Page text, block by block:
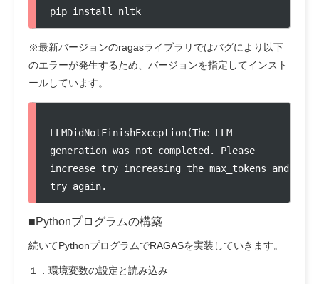
pip install nltk
※最新バージョンのragasライブラリではバグにより以下
のエラーが発生するため、バージョンを指定してインスト
ールしています。
LLMDidNotFinishException(The LLM
generation was not completed. Please
increase try increasing the max_tokens and
try again.
■Pythonプログラムの構築
続いてPythonプログラムでRAGASを実装していきます。
１．環境変数の設定と読み込み